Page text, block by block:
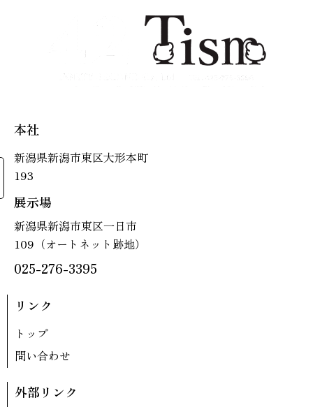
本社
新潟県新潟市東区大形本町
193
展示場
新潟県新潟市東区一日市
109（オートネット跡地）
025-276-3395
リンク
トップ
問い合わせ
外部リンク